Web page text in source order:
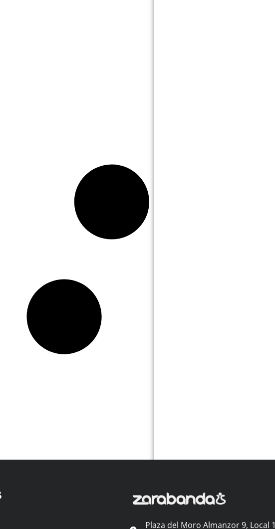
Plaza del Moro Almanzor 9, Local 1